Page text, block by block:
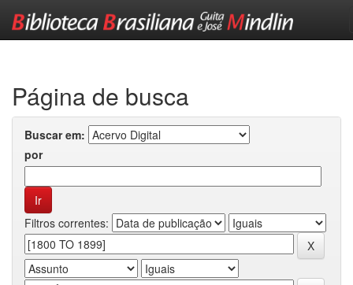
Página de busca
Buscar em:
por
Filtros correntes: